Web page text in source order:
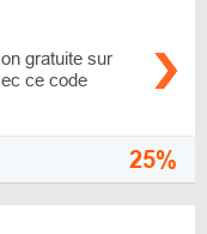
gratuite sur
ce code
25%